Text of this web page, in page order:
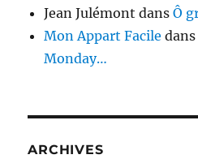
Jean Julémont dansÔ
Mon Appart Facile
Monday…
ARCHIVES